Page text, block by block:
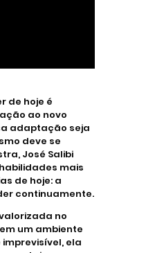
de hoje é
ao novo
adaptação seja
deve se
José Salibi
mais
de hoje: a
continuamente.
no
um ambiente
ela